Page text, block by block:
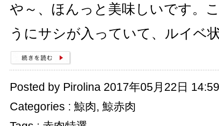
や～、ほんっと美味しいです。
うにサシが入っていて、ルイベ
Posted by Pirolina 2017年05月22日 14:59
Categories : 鯨肉, 鯨赤肉